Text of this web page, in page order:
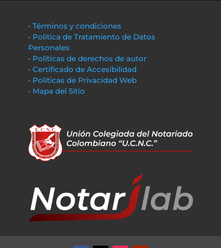
• Términos y condiciones
• Política de Tratamiento de Datos
Personales
• Políticas de derechos de autor
• Certificado de Accesibilidad
• Políticas de Privacidad Web
• Mapa del Sitio